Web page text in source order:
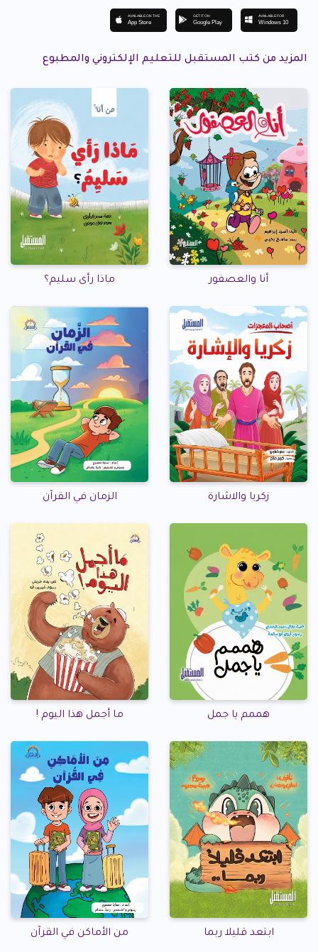
AVAILABLE ON THE
App Store
GET IT ON
Google Play
AVAILABLE FOR
Windows 10
المزيد من كتب المستقبل للتعليم الإلكتروني والمطبوع
أنا والعصفور ماذا رأى سليم؟
زكريا والاشارة الزمان في القرآن
هممم يا جمل ما أجمل هذا اليوم !
ابتعد قليلا ربما من الأماكن في القرآن